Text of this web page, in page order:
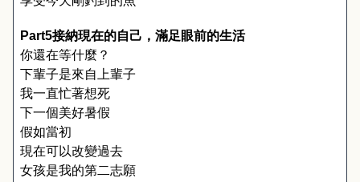
Part5接納現在的自己，滿足眼前的生活
你還在等什麼？
下輩子是來自上輩子
我一直忙著想死
下一個美好暑假
假如當初
現在可以改變過去
女孩是我的第二志願